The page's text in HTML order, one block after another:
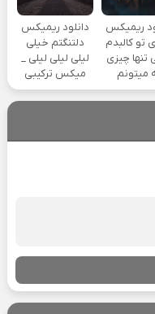
ریمیکس
تو کالبدم
تنها چیزی
میتونم
دانلود ریمیکس
دلتنگتم خیلی
لیلی لیلی لیلی _
میکس ترکیبی